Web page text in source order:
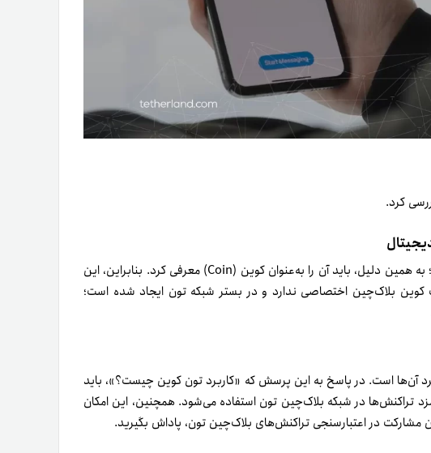
کرد.
تون کوین ارز دیجیتال بومی شبکه بلاک‌چین تون است؛ به‌ همین دلیل، باید آن را به‌عنوان کوین (Coin) معرفی کرد. بنابراین، این
بلاک‌چین اختصاصی ندارد و در بستر شبکه تون ایجاد شده است؛
آن‌ها است. در پاسخ به این پرسش که «کاربرد تون کوین چیست؟»، باید
تراکنش‌ها در شبکه بلاک‌چین تون استفاده می‌شود. همچنین، این امکان
در اعتبارسنجی تراکنش‌های بلاک‌چین تون، پاداش بگیرید.